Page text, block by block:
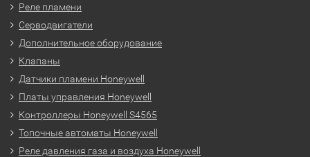
Реле пламени
Серводвигатели
Дополнительное оборудование
Клапаны
Датчики пламени Honeywell
Платы управления Honeywell
Контроллеры Honeywell S4565
Топочные автоматы Honeywell
Реле давления газа и воздуха Honeywell